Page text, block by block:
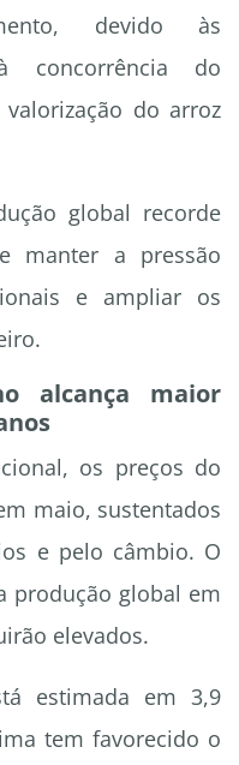
devido às
concorrência do
do arroz
global recorde
manter a pressão
e ampliar os
alcança maior
os preços do
maio, sustentados
e pelo câmbio. O
produção global em
elevados.
estimada em 3,9
tem favorecido o